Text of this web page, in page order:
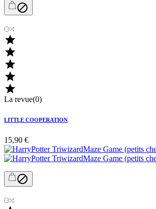






La revue(0)
LITTLE COOPERATION
15,90 €
